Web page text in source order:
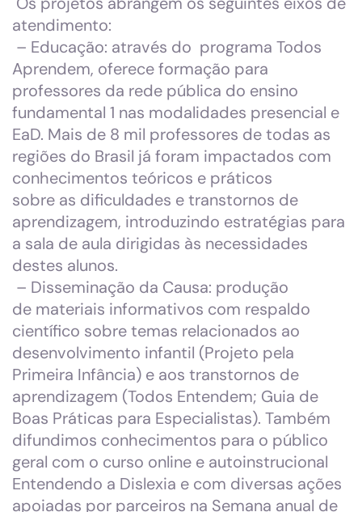
atendimento:
– Educação: através do programa Todos
Aprendem, oferece formação para
professores da rede pública do ensino
fundamental 1 nas modalidades presencial e
EaD. Mais de 8 mil professores de todas as
regiões do Brasil já foram impactados com
conhecimentos teóricos e práticos
sobre as dificuldades e transtornos de
aprendizagem, introduzindo estratégias para
a sala de aula dirigidas às necessidades
destes alunos.
– Disseminação da Causa: produção
de materiais informativos com respaldo
científico sobre temas relacionados ao
desenvolvimento infantil (Projeto pela
Primeira Infância) e aos transtornos de
aprendizagem (Todos Entendem; Guia de
Boas Práticas para Especialistas). Também
difundimos conhecimentos para o público
geral com o curso online e autoinstrucional
Entendendo a Dislexia e com diversas ações
apoiadas por parceiros na Semana anual de